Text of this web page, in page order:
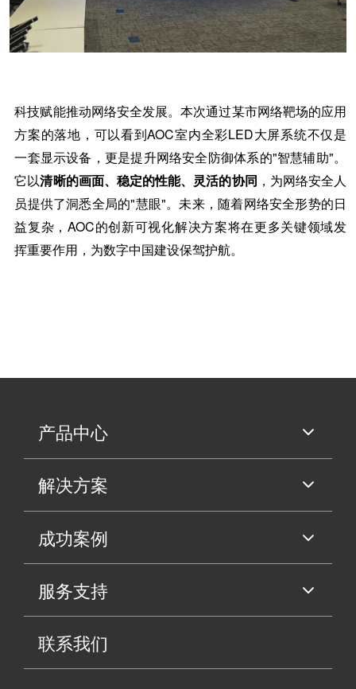
科技赋能推动网络安全发展。本次通过某市网络靶场的应用
方案的落地，可以看到AOC室内全彩LED大屏系统不仅是
一套显示设备，更是提升网络安全防御体系的"智慧辅助"。
它以清晰的画面、稳定的性能、灵活的协同 ，为网络安全人
员提供了洞悉全局的"慧眼"。未来，随着网络安全形势的日
益复杂，AOC的创新可视化解决方案将在更多关键领域发
挥重要作用，为数字中国建设保驾护航。
产品中心
解决方案
成功案例
服务支持
联系我们